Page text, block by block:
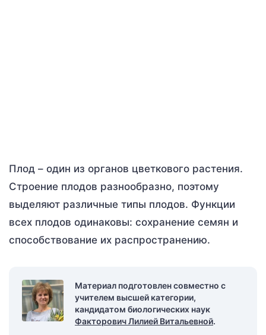
Плод – один из органов цветкового растения.
Строение плодов разнообразно, поэтому
выделяют различные типы плодов. Функции
всех плодов одинаковы: сохранение семян и
способствование их распространению.
Материал подготовлен совместно с
учителем высшей категории,
кандидатом биологических наук
Факторович Лилией Витальевной.